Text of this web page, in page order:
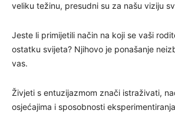
veliku težinu, presudni su za našu viziju
Jeste li primijetili način na koji se vaši
ostatku svijeta? Njihovo je ponašanje
vas.
Živjeti s entuzijazmom znači istraživati,
osjećajima i sposobnosti